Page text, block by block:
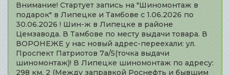
Внимание! Стартует запись на "Шиномонтаж в
подарок" в Липецке и Тамбове с 1.06.2026 по
30.06.2026 ! Шин-ж в Липецке в районе
Цемзавода. В Тамбове по месту выдачи товара. В
ВОРОНЕЖЕ у нас новый адрес-переехали: ул.
Проспект Патриотов 7а/5(точка выдачи
шиномонтаж)! В Липецке шиномонтаж по адресу:
298 км, 2 (Между заправкой Роснефть и бывшим